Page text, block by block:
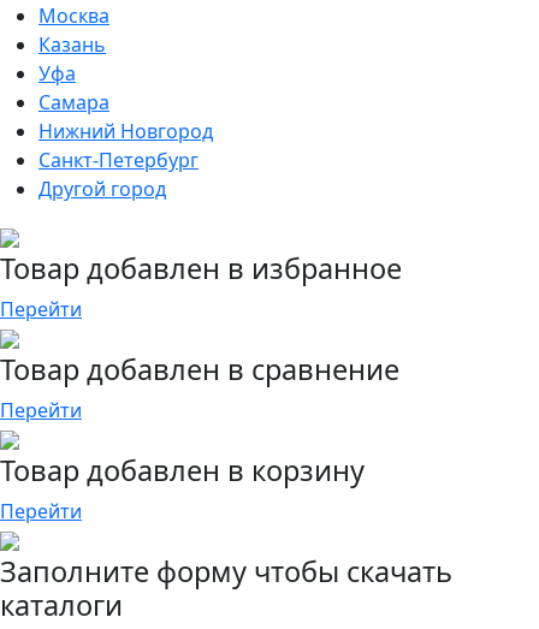
Москва
Казань
Уфа
Самара
Нижний Новгород
Санкт-Петербург
Другой город
Товар добавлен в избранное
Перейти
Товар добавлен в сравнение
Перейти
Товар добавлен в корзину
Перейти
Заполните форму чтобы скачать
каталоги